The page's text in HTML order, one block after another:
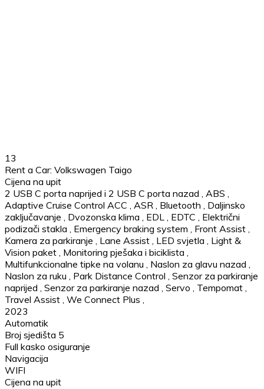
13
Rent a Car: Volkswagen Taigo
Cijena na upit
2 USB C porta naprijed i 2 USB C porta nazad , ABS ,
Adaptive Cruise Control ACC , ASR , Bluetooth , Daljinsko
zaključavanje , Dvozonska klima , EDL , EDTC , Električni
podizači stakla , Emergency braking system , Front Assist ,
Kamera za parkiranje , Lane Assist , LED svjetla , Light &
Vision paket , Monitoring pješaka i biciklista ,
Multifunkcionalne tipke na volanu , Naslon za glavu nazad ,
Naslon za ruku , Park Distance Control , Senzor za parkiranje
naprijed , Senzor za parkiranje nazad , Servo , Tempomat ,
Travel Assist , We Connect Plus ,
2023
Automatik
Broj sjedišta 5
Full kasko osiguranje
Navigacija
WIFI
Cijena na upit